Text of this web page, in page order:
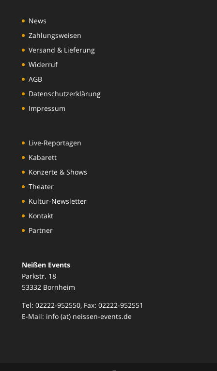
News
Zahlungsweisen
Versand & Lieferung
Widerruf
AGB
Datenschutzerklärung
Impressum
Live-Reportagen
Kabarett
Konzerte & Shows
Theater
Kultur-Newsletter
Kontakt
Partner
Neißen Events
Parkstr. 18
53332 Bornheim
Tel: 02222-952550, Fax: 02222-952551
E-Mail: info (at) neissen-events.de